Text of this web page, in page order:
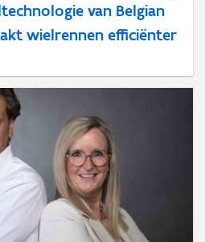
van Belgian
wielrennen efficiënter